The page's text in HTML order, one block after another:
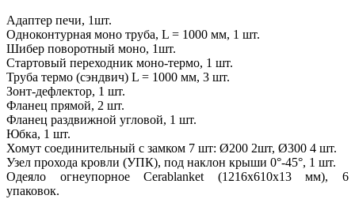
Адаптер печи, 1шт.
Одноконтурная моно труба, L = 1000 мм, 1 шт.
Шибер поворотный моно, 1шт.
Стартовый переходник моно-термо, 1 шт.
Труба термо (сэндвич) L = 1000 мм, 3 шт.
Зонт-дефлектор, 1 шт.
Фланец прямой, 2 шт.
Фланец раздвижной угловой, 1 шт.
Юбка, 1 шт.
Хомут соединительный с замком 7 шт: Ø200 2шт, Ø300 4 шт.
Узел прохода кровли (УПК), под наклон крыши 0°-45°, 1 шт.
Одеяло огнеупорное Cerablanket (1216х610х13 мм), 6
упаковок.